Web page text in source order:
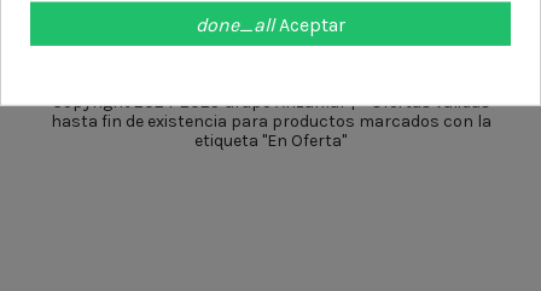
Copyright 2024-2025 Grupo Anzamar | * Ofertas válidas
hasta fin de existencia para productos marcados con la
etiqueta "En Oferta"
done_all Aceptar